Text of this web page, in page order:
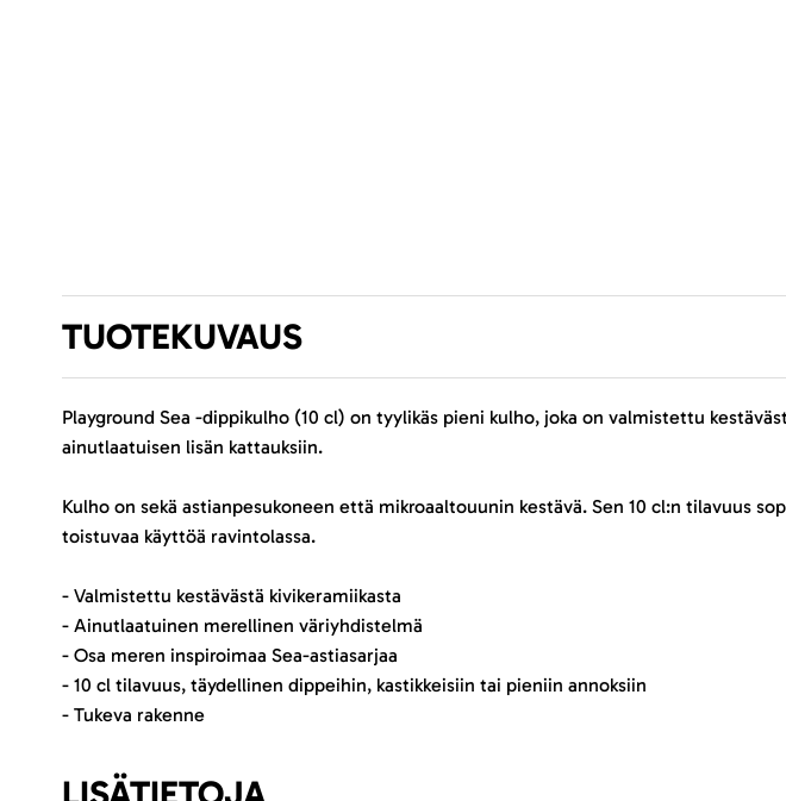
TUOTEKUVAUS
Playground Sea -dippikulho (10 cl) on tyylikäs pieni kulho, joka on valmistettu
ainutlaatuisen lisän kattauksiin.
Kulho on sekä astianpesukoneen että mikroaaltouunin kestävä. Sen 10 cl:n tilavuus
toistuvaa käyttöä ravintolassa.
- Valmistettu kestävästä kivikeramiikasta
- Ainutlaatuinen merellinen väriyhdistelmä
- Osa meren inspiroimaa Sea-astiasarjaa
- 10 cl tilavuus, täydellinen dippeihin, kastikkeisiin tai pieniin annoksiin
- Tukeva rakenne